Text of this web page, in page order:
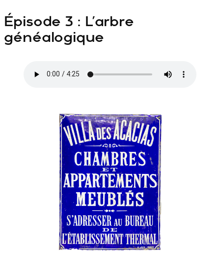
Épisode 3 : L’arbre
généalogique